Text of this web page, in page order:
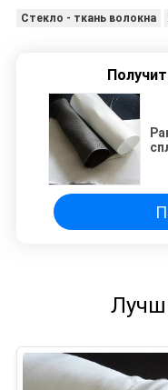
Стекло - ткань волокна